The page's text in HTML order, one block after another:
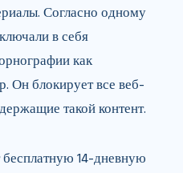
Согласно одному
в себя
как
Он блокирует все веб-
такой контент.
14-дневную